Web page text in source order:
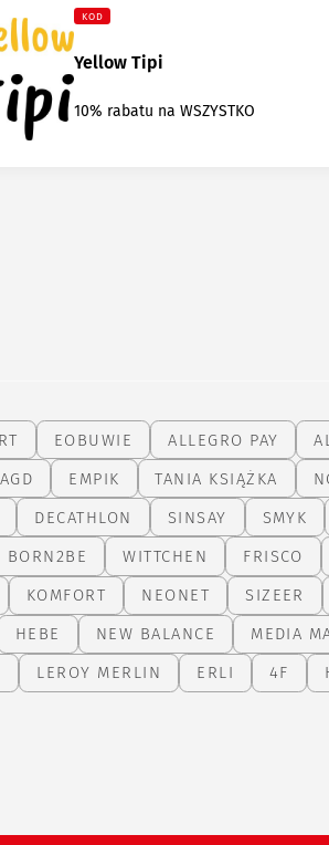
KOD
Yellow Tipi
10% rabatu na WSZYSTKO
EOBUWIE ALLEGRO PAY
EMPIK TANIA KSIĄŻKA
DECATHLON SINSAY
SMYK
BORN2BE WITTCHEN
FRISCO
KOMFORT NEONET
SIZEER
HEBE NEW BALANCE
MEDIA
LEROY MERLIN ERLI 4F